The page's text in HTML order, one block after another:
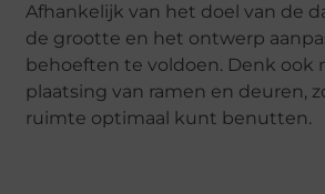
Afhankelijk van het doel van de
de grootte en het ontwerp
behoeften te voldoen. Denk ook
plaatsing van ramen en deuren,
ruimte optimaal kunt benutten.